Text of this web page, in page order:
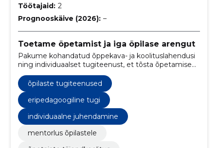
Töötajaid: 2
Prognooskäive (2026): –
Toetame õpetamist ja iga õpilase arengut
Pakume kohandatud õppekava- ja koolituslahendusi
ning individuaalset tugiteenust, et tõsta õpetamise
kvaliteeti ja õpilaste õpitulemusi.
õpilaste tugiteenused
eripedagoogiline tugi
individuaalne juhendamine
mentorlus õpilastele